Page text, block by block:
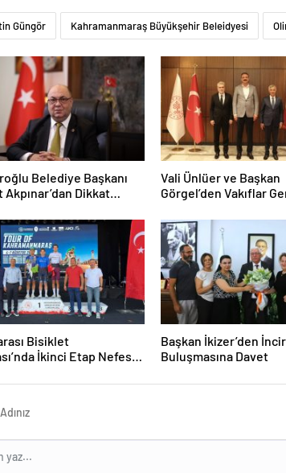
Güngör Kahramanmaraş Büyükşehir Beleidyesi
Belediye Başkanı
Akpınar’dan Dikkat
Vali Ünlüer ve Başkan
Görgel’den Vakıflar
Bisiklet
İkinci Etap Nefes
Başkan İkizer’den
Buluşmasına Davet